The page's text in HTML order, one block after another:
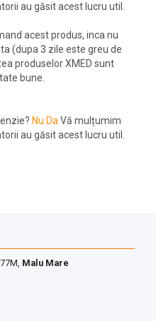
au găsit acest lucru util.
acest produs, inca nu
(dupa 3 zile este greu de
produselor XMED sunt
bune.
Nu Da Vă mulțumim
au găsit acest lucru util.
Malu Mare